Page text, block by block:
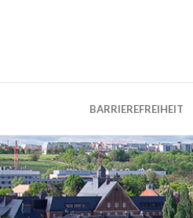
BARRIEREFREIHEIT